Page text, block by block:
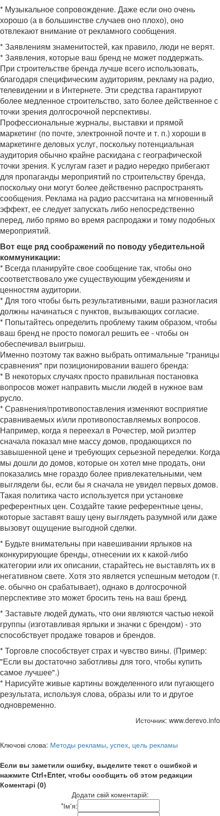
* Музыкальное сопровождение. Даже если оно очень
хорошо (а в большинстве случаев оно плохо), оно
отвлекают внимание от рекламного сообщения.
* Заявлениям знаменитостей, как правило, люди не верят.
* Заявления, которые ваш бренд не может поддержать.
При строительстве бренда лучше всего использовать,
благодаря специфическим аудиториям, рекламу на радио,
телевидении и в Интернете. Эти средства гарантируют
более медленное строительство, зато более действенное с
точки зрения долгосрочной перспективы.
Профессиональные журналы, выставки и прямой
маркетинг (по почте, электронной почте и т. п.) хороши в
маркетинге деловых услуг, поскольку потенциальная
аудитория обычно крайне раскидана с географической
точки зрения. К услугам газет и радио нередко прибегают
для пропаганды мероприятий по строительству бренда,
поскольку они могут более действенно распространять
сообщения. Реклама на радио рассчитана на мгновенный
эффект, ее следует запускать либо непосредственно
перед, либо прямо во время распродажи и тому подобных
мероприятий.
Вот еще ряд соображений по поводу убедительной
коммуникации:
* Всегда планируйте свое сообщение так, чтобы оно
соответствовало уже существующим убеждениям и
ценностям аудитории.
* Для того чтобы быть результативными, ваши разногласия
должны начинаться с пунктов, вызывающих согласие.
* Попытайтесь определить проблему таким образом, чтобы
ваш бренд не просто помогал решить ее - чтобы он
обеспечивал выигрыш.
Именно поэтому так важно выбрать оптимальные "границы
сравнения" при позиционировании вашего бренда:
* В некоторых случаях просто правильная постановка
вопросов может направить мысли людей в нужное вам
русло.
* Сравнения/противопоставления изменяют восприятие
сравниваемых и/или противопоставляемых вопросов.
Например, когда я переехал в Рочестер, мой риэлтер
сначала показал мне массу домов, продающихся по
завышенной цене и требующих серьезной переделки. Когда
мы дошли до домов, которые он хотел мне продать, они
показались мне гораздо более привлекательными, чем
выглядели бы, если бы я сначала не увидел первых домов.
Такая политика часто используется при установке
референтных цен. Создайте такие референтные цены,
которые заставят вашу цену выглядеть разумной или даже
вызовут ощущение выгодной сделки.
* Будьте внимательны при навешивании ярлыков на
конкурирующие бренды, отнесении их к какой-либо
категории или их описании, старайтесь не выставлять их в
негативном свете. Хотя это является успешным методом (т.
е. обычно он срабатывает), однако в долгосрочной
перспективе это может бросить тень на ваш бренд.
* Заставьте людей думать, что они являются частью некой
группы (изготавливая ярлыки и значки с брендом) - это
способствует продаже товаров и брендов.
* Торговле способствует страх и чувство вины. (Пример:
"Если вы достаточно заботливы для того, чтобы купить
самое лучшее".)
* Нарисуйте живые картины вожделенного или пугающего
результата, используя слова, образы или то и другое
одновременно.
Источник: www.derevo.info
Ключові слова: Методы рекламы, успех, цель рекламы
Если вы заметили ошибку, выделите текст с ошибкой и
нажмите Ctrl+Enter, чтобы сообщить об этом редакции
Коментарі (0)
Додати свій коментарій:
*Ім'я: